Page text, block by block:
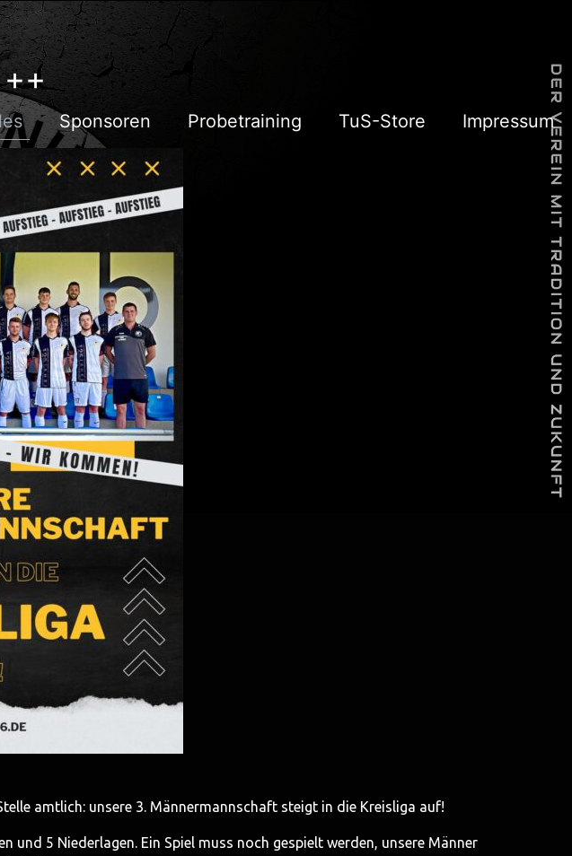
Sponsoren Probetraining TuS-Store Impressum
amtlich: unsere 3. Männermannschaft steigt in die Kreisliga auf!
und 5 Niederlagen. Ein Spiel muss noch gespielt werden, unsere Männer